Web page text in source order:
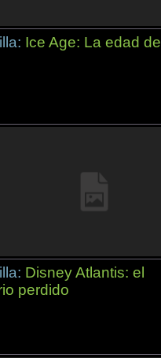
Ice Age: La edad de
Disney Atlantis: el
perdido